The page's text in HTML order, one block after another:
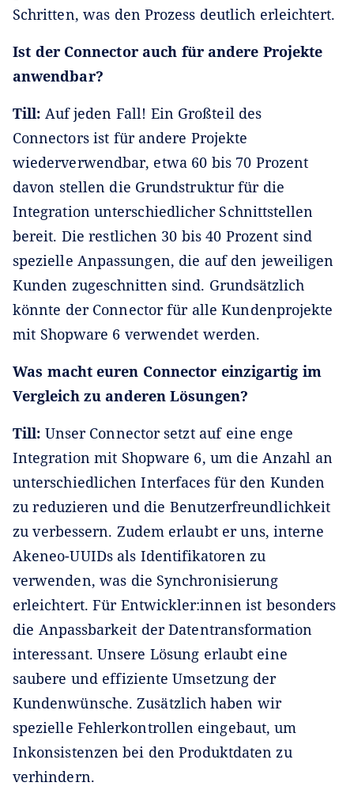
Schritten, was den Prozess deutlich erleichtert.
Ist der Connector auch für andere Projekte
anwendbar?
Till: Auf jeden Fall! Ein Großteil des
Connectors ist für andere Projekte
wiederverwendbar, etwa 60 bis 70 Prozent
davon stellen die Grundstruktur für die
Integration unterschiedlicher Schnittstellen
bereit. Die restlichen 30 bis 40 Prozent sind
spezielle Anpassungen, die auf den jeweiligen
Kunden zugeschnitten sind. Grundsätzlich
könnte der Connector für alle Kundenprojekte
mit Shopware 6 verwendet werden.
Was macht euren Connector einzigartig im
Vergleich zu anderen Lösungen?
Till: Unser Connector setzt auf eine enge
Integration mit Shopware 6, um die Anzahl an
unterschiedlichen Interfaces für den Kunden
zu reduzieren und die Benutzerfreundlichkeit
zu verbessern. Zudem erlaubt er uns, interne
Akeneo-UUIDs als Identifikatoren zu
verwenden, was die Synchronisierung
erleichtert. Für Entwickler:innen ist besonders
die Anpassbarkeit der Datentransformation
interessant. Unsere Lösung erlaubt eine
saubere und effiziente Umsetzung der
Kundenwünsche. Zusätzlich haben wir
spezielle Fehlerkontrollen eingebaut, um
Inkonsistenzen bei den Produktdaten zu
verhindern.